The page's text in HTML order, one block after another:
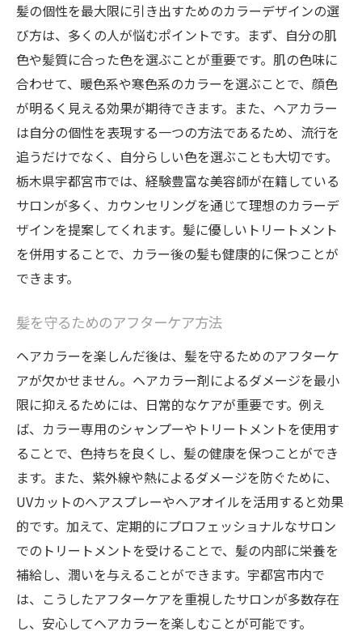
輝く髪を手に入れる最新技術
トリートメントとカラーリングの相乗効果
カラーの持続性を高める方法
地元サロンの先端技術を体験
トレンドを押さえたスタイルの提案
艶やかで健康的な髪を維持するコツ
髪の個性を最大限に引き出すためのカラーデザインの選
び方は、多くの人が悩むポイントです。まず、自分の肌
色や髪質に合った色を選ぶことが重要です。肌の色味に
合わせて、暖色系や寒色系のカラーを選ぶことで、顔色
が明るく見える効果が期待できます。また、ヘアカラー
は自分の個性を表現する一つの方法であるため、流行を
追うだけでなく、自分らしい色を選ぶことも大切です。
栃木県宇都宮市では、経験豊富な美容師が在籍している
サロンが多く、カウンセリングを通じて理想のカラーデ
ザインを提案してくれます。髪に優しいトリートメント
を併用することで、カラー後の髪も健康的に保つことが
できます。
髪を守るためのアフターケア方法
ヘアカラーを楽しんだ後は、髪を守るためのアフターケ
アが欠かせません。ヘアカラー剤によるダメージを最小
限に抑えるためには、日常的なケアが重要です。例え
ば、カラー専用のシャンプーやトリートメントを使用す
ることで、色持ちを良くし、髪の健康を保つことができ
ます。また、紫外線や熱によるダメージを防ぐために、
UVカットのヘアスプレーやヘアオイルを活用すると効果
的です。加えて、定期的にプロフェッショナルなサロン
でのトリートメントを受けることで、髪の内部に栄養を
補給し、潤いを与えることができます。宇都宮市内で
は、こうしたアフターケアを重視したサロンが多数存在
し、安心してヘアカラーを楽しむことが可能です。